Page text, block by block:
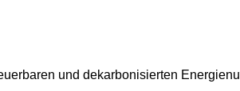
und dekarbonisierten